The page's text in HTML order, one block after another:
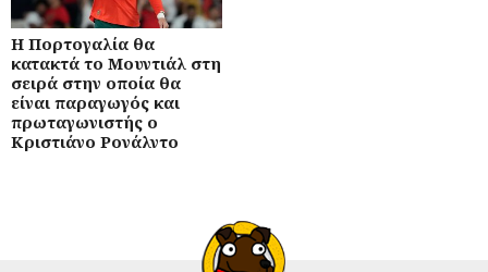
Η Πορτογαλία θα
κατακτά το Μουντιάλ στη
σειρά στην οποία θα
είναι παραγωγός και
πρωταγωνιστής ο
Κριστιάνο Ρονάλντο